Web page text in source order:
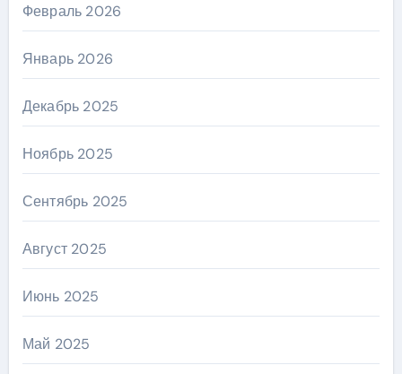
Февраль 2026
Январь 2026
Декабрь 2025
Ноябрь 2025
Сентябрь 2025
Август 2025
Июнь 2025
Май 2025